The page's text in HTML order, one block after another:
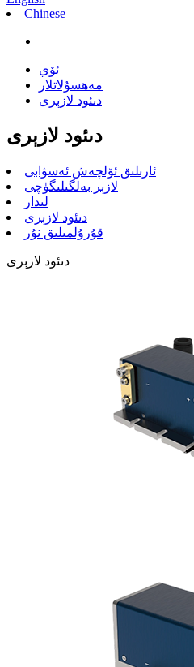
Chinese
ئۆي
مەھسۇلاتلار
دىئود لازېرى
دىئود لازېرى
ئارىلىق ئۆلچەش ئەسۋابى
لازېر بەلگىلىگۈچى
لىدار
دىئود لازېرى
قۇرۇلمىلىق نۇر
دىئود لازېرى